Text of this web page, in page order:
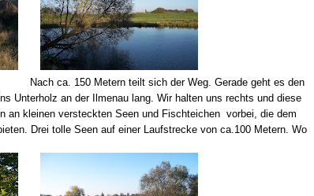
Nach ca. 150 Metern teilt sich der Weg. Gerade geht es den
Unterholz an der Ilmenau lang. Wir halten uns rechts und diese
an kleinen versteckten Seen und Fischteichen vorbei, die dem
Drei tolle Seen auf einer Laufstrecke von ca.100 Metern. Wo